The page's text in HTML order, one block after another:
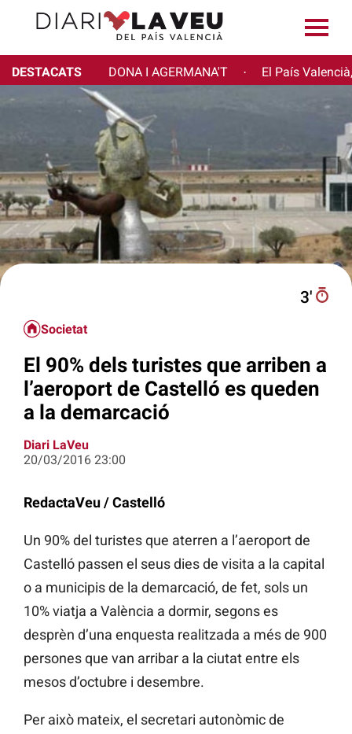
DESTACATS DONA I AGERMANA'T · El País
3′
Societat
El 90% dels turistes que arriben a
l’aeroport de Castelló es queden
a la demarcació
Diari LaVeu
20/03/2016 23:00
RedactaVeu / Castelló
Un 90% del turistes que aterren a l’aeroport de
Castelló passen el seus dies de visita a la capital
o a municipis de la demarcació, de fet, sols un
10% viatja a València a dormir, segons es
desprèn d’una enquesta realitzada a més de 900
persones que van arribar a la ciutat entre els
mesos d’octubre i desembre.
Per això mateix, el secretari autonòmic de